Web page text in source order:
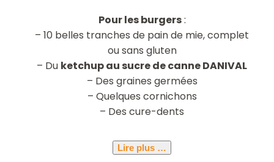
Pour les burgers:
– 10 belles tranches de pain de mie, complet
ou sans gluten
– Du ketchup au sucre de canne DANIVAL
– Des graines germées
– Quelques cornichons
– Des cure-dents
Lire plus …